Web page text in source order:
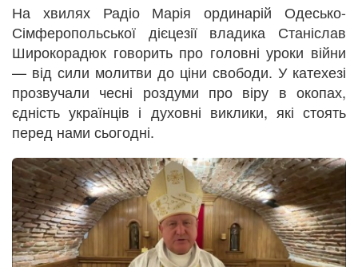
На хвилях Радіо Марія ординарій Одесько-
Сімферопольської дієцезії владика Станіслав
Широкорадюк говорить про головні уроки війни
— від сили молитви до ціни свободи. У катехезі
прозвучали чесні роздуми про віру в окопах,
єдність українців і духовні виклики, які стоять
перед нами сьогодні.